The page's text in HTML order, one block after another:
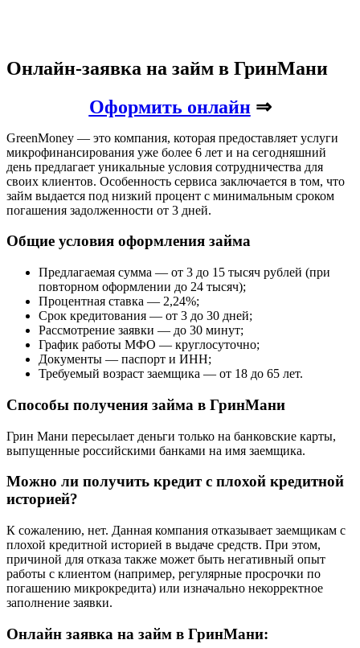
Онлайн-заявка на займ в ГринМани
Оформить онлайн⇒
GreenMoney — это компания, которая предоставляет услуги
микрофинансирования уже более 6 лет и на сегодняшний
день предлагает уникальные условия сотрудничества для
своих клиентов. Особенность сервиса заключается в том, что
займ выдается под низкий процент c минимальным сроком
погашения задолженности от 3 дней.
Общие условия оформления займа
Предлагаемая сумма — от 3 до 15 тысяч рублей (при
повторном оформлении до 24 тысяч);
Процентная ставка — 2,24%;
Срок кредитования — от 3 до 30 дней;
Рассмотрение заявки — до 30 минут;
График работы МФО — круглосуточно;
Документы — паспорт и ИНН;
Требуемый возраст заемщика — от 18 до 65 лет.
Способы получения займа в ГринМани
Грин Мани пересылает деньги только на банковские карты,
выпущенные российскими банками на имя заемщика.
Можно ли получить кредит с плохой кредитной
историей?
К сожалению, нет. Данная компания отказывает заемщикам с
плохой кредитной историей в выдаче средств. При этом,
причиной для отказа также может быть негативный опыт
работы с клиентом (например, регулярные просрочки по
погашению микрокредита) или изначально некорректное
заполнение заявки.
Онлайн заявка на займ в ГринМани: